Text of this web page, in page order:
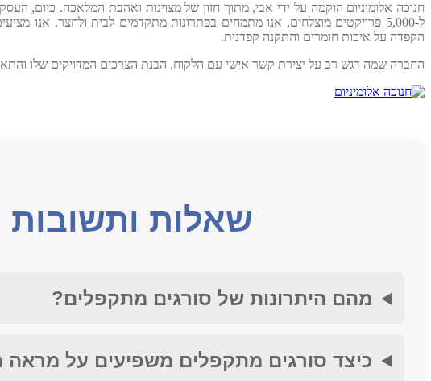
ל-5,000 פרויקטים מוצלחים, אנו מתמחים בפתרונות מתקדמים לבית ולחצר. אנו מציעים מגוון שירותים הכוללים שערים חשמליים, פרגולות, גדרות, מעקות ו
הקפדה על איכות חומרים והתקנה קפדנית.
החברה שמה דגש רב על יצירת קשר אישי עם הלקוח, הבנת הצרכים המדויקים שלו
שאלות ותשובות
מהם היתרונות של סורגים מתקפלים?
כיצד סורגים מתקפלים משפיעים על